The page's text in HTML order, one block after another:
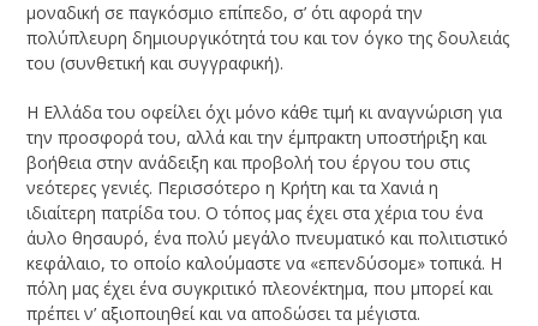
μοναδική σε παγκόσμιο επίπεδο, σ’ ότι αφορά την
πολύπλευρη δημιουργικότητά του και τον όγκο της δουλειάς
του (συνθετική και συγγραφική).
Η Ελλάδα του οφείλει όχι μόνο κάθε τιμή κι αναγνώριση για
την προσφορά του, αλλά και την έμπρακτη υποστήριξη και
βοήθεια στην ανάδειξη και προβολή του έργου του στις
νεότερες γενιές. Περισσότερο η Κρήτη και τα Χανιά η
ιδιαίτερη πατρίδα του. Ο τόπος μας έχει στα χέρια του ένα
άυλο θησαυρό, ένα πολύ μεγάλο πνευματικό και πολιτιστικό
κεφάλαιο, το οποίο καλούμαστε να «επενδύσομε» τοπικά. Η
πόλη μας έχει ένα συγκριτικό πλεονέκτημα, που μπορεί και
πρέπει ν’ αξιοποιηθεί και να αποδώσει τα μέγιστα.